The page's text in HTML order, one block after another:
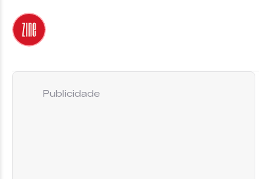
Publicidade